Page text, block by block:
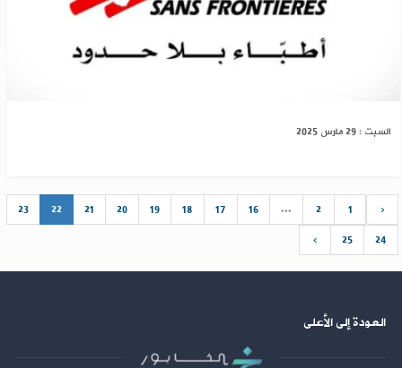
السبت : 29 مارس 2025
‹
1
2
...
16
17
18
19
20
21
22
23
24
25
›
العودة إلى الأعلى